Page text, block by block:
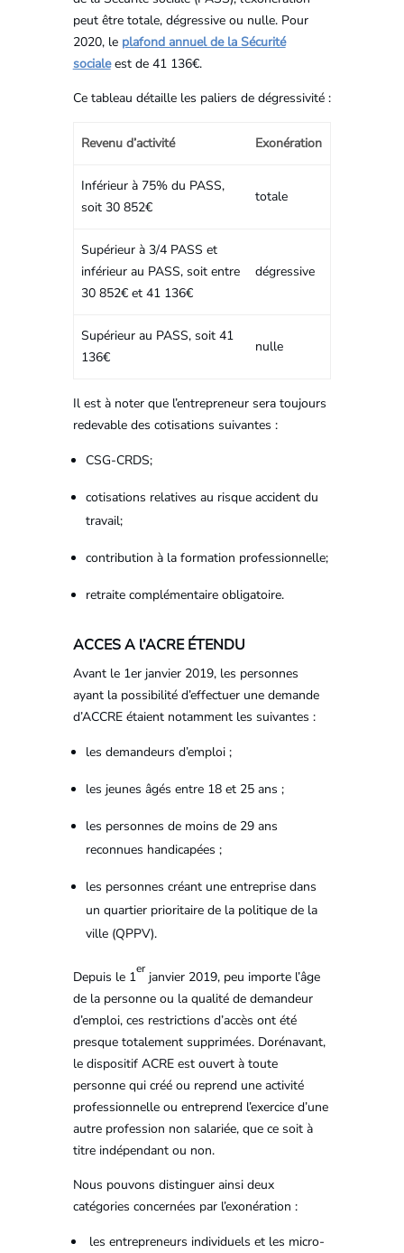
peut être totale, dégressive ou nulle. Pour
2020, le plafond annuel de la Sécurité
socialeest de 41 136€.
Ce tableau détaille les paliers de dégressivité :
Revenu d’activité Exonération
Inférieur à 75% du PASS,
soit 30 852€
totale
Supérieur à 3/4 PASS et
inférieur au PASS, soit entre
30 852€ et 41 136€
dégressive
Supérieur au PASS, soit 41
136€
nulle
Il est à noter que l’entrepreneur sera toujours
redevable des cotisations suivantes :
CSG-CRDS;
cotisations relatives au risque accident du
travail;
contribution à la formation professionnelle;
retraite complémentaire obligatoire.
ACCES A l’ACRE ÉTENDU
Avant le 1er janvier 2019, les personnes
ayant la possibilité d’effectuer une demande
d’ACCRE étaient notamment les suivantes :
les demandeurs d’emploi ;
les jeunes âgés entre 18 et 25 ans ;
les personnes de moins de 29 ans
reconnues handicapées ;
les personnes créant une entreprise dans
un quartier prioritaire de la politique de la
ville (QPPV).
Depuis le 1er janvier 2019, peu importe l’âge
de la personne ou la qualité de demandeur
d’emploi, ces restrictions d’accès ont été
presque totalement supprimées. Dorénavant,
le dispositif ACRE est ouvert à toute
personne qui créé ou reprend une activité
professionnelle ou entreprend l’exercice d’une
autre profession non salariée, que ce soit à
titre indépendant ou non.
Nous pouvons distinguer ainsi deux
catégories concernées par l’exonération :
les entrepreneurs individuels et les micro-